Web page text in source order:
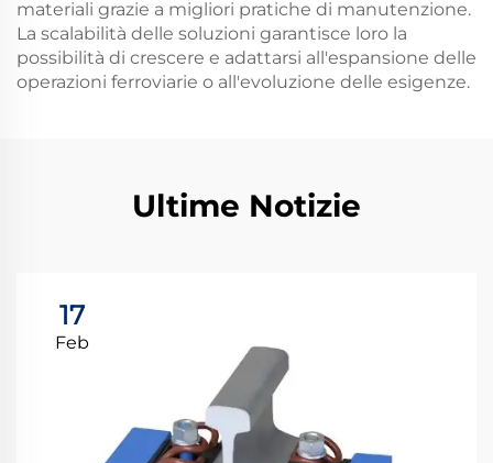
materiali grazie a migliori pratiche di manutenzione.
La scalabilità delle soluzioni garantisce loro la
possibilità di crescere e adattarsi all'espansione delle
operazioni ferroviarie o all'evoluzione delle esigenze.
Ultime Notizie
17
Feb